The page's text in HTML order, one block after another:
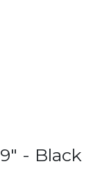
- Black